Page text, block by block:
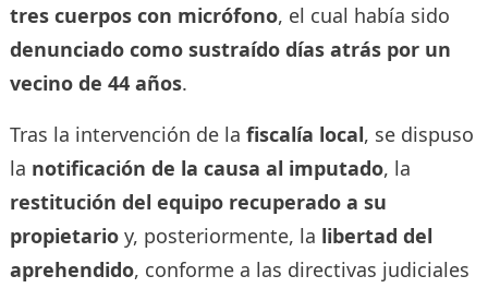
tres cuerpos con micrófono, el cual había sido
denunciado como sustraído días atrás por un
vecino de 44 años.
Tras la intervención de la fiscalía local, se dispuso
la notificación de la causa al imputado, la
restitución del equipo recuperado a su
propietarioy, posteriormente, la libertad del
aprehendido, conforme a las directivas judiciales